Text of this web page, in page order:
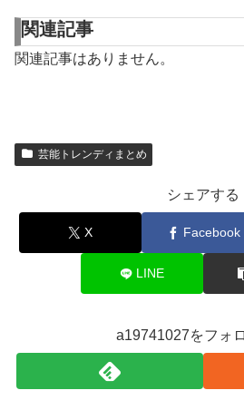
関連記事
関連記事はありません。
芸能トレンディまとめ
シェアする
X Facebook
LINE
a19741027をフォ